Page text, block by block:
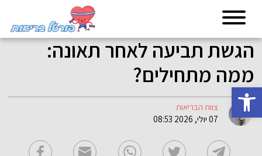
פתח סרגל נגישות
הגשת תביעה לאחר תאונה:
ממה מתחילים?
צוות הבריאות
07 יולי, 2026 08:53